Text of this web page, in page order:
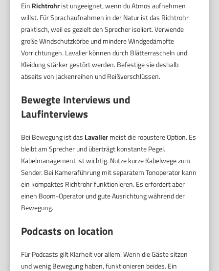
Ein Richtrohrist ungeeignet, wenn du Atmos aufnehmen
willst. Für Sprachaufnahmen in der Natur ist das Richtrohr
praktisch, weil es gezielt den Sprecher isoliert. Verwende
große Windschutzkörbe und mindere Windgedämpfte
Vorrichtungen. Lavalier können durch Blätterrascheln und
Kleidung stärker gestört werden. Befestige sie deshalb
abseits von Jackenreihen und Reißverschlüssen.
Bewegte Interviews und
Laufinterviews
Bei Bewegung ist das Lavaliermeist die robustere Option. Es
bleibt am Sprecher und überträgt konstante Pegel.
Kabelmanagement ist wichtig. Nutze kurze Kabelwege zum
Sender. Bei Kameraführung mit separatem Tonoperator kann
ein kompaktes Richtrohr funktionieren. Es erfordert aber
einen Boom-Operator und gute Ausrichtung während der
Bewegung.
Podcasts on location
Für Podcasts gilt Klarheit vor allem. Wenn die Gäste sitzen
und wenig Bewegung haben, funktionieren beides. Ein